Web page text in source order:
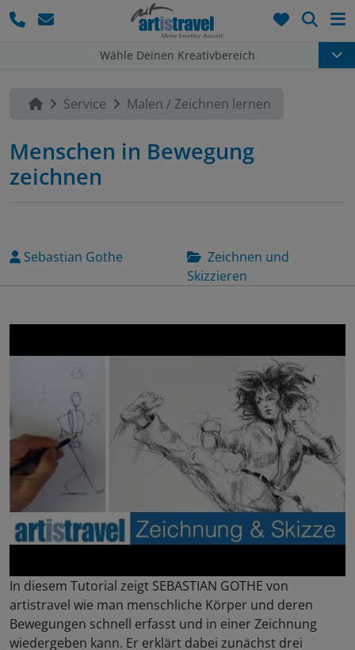
Wähle Deinen Kreativbereich
Service Malen / Zeichnen lernen
Menschen in Bewegung
zeichnen
Sebastian Gothe
Zeichnen und
Skizzieren
In diesem Tutorial zeigt SEBASTIAN GOTHE von
artistravel wie man menschliche Körper und deren
Bewegungen schnell erfasst und in einer Zeichnung
wiedergeben kann. Er erklärt dabei zunächst drei